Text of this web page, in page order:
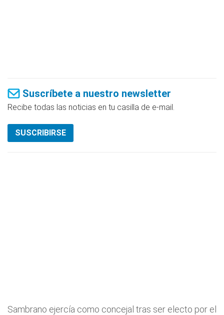
Suscríbete a nuestro newsletter
Recibe todas las noticias en tu casilla de e-mail.
SUSCRIBIRSE
Sambrano ejercía como concejal tras ser electo por el